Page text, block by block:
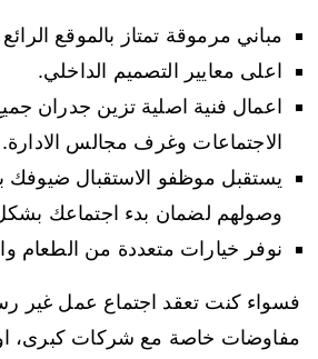
مباني مرموقة تمتاز بالموقع
اعلى معايير التصميم الداخلي.
اعمال فنية اصلية تزين جدران
الاجتماعات وغرف مجالس الادارة.
يستقبل موظفو الاستقبال ضيوفك
وصولهم لضمان بدء اجتماعك
نوفر خيارات متعددة من الطعام
فسواء كنت تعقد اجتماع عمل غير
مفاوضات خاصة مع شركات كبرى،